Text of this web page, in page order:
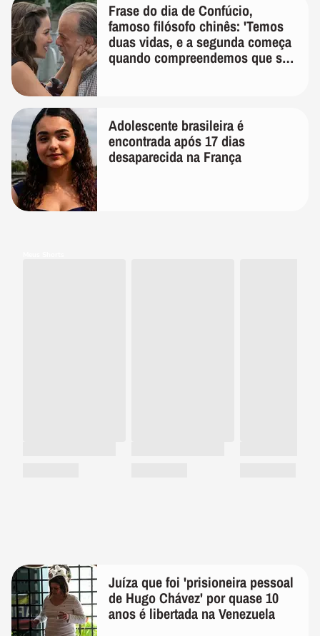
Frase do dia de Confúcio,
famoso filósofo chinês: 'Temos
duas vidas, e a segunda começa
quando compreendemos que só
Adolescente brasileira é
encontrada após 17 dias
desaparecida na França
Juíza que foi 'prisioneira pessoal
de Hugo Chávez' por quase 10
anos é libertada na Venezuela